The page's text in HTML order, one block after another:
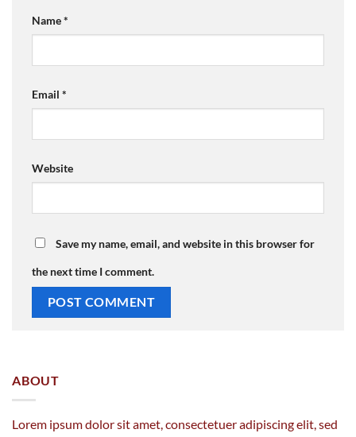
Name*
Email *
Website
Save my name, email, and website in this browser for
the next time I comment.
ABOUT
Lorem ipsum dolor sit amet, consectetuer adipiscing elit, sed